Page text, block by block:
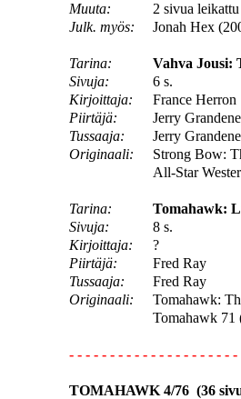
Muuta:
2 sivua leikattu
Julk. myös:
Jonah Hex
Tarina:
Vahva Jousi:
Sivuja:
6 s.
Kirjoittaja:
France Herron
Piirtäjä:
Jerry
Tussaaja:
Jerry
Originaali:
Strong Bow:
All-Star
Tarina:
Tomahawk:
Sivuja:
8 s.
Kirjoittaja:
?
Piirtäjä:
Fred Ray
Tussaaja:
Fred Ray
Originaali:
Tomahawk:
Tomahawk 71
- - - - - - - - - - - - - - - - - - - -
TOMAHAWK 4/76 (36